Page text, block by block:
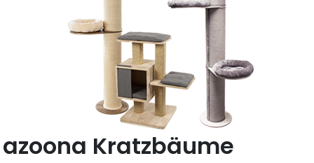
azoona Kratzbäume